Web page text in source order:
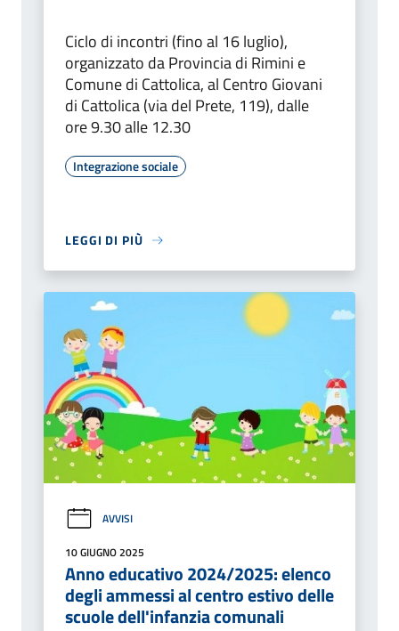
Ciclo di incontri (fino al 16 luglio),
organizzato da Provincia di Rimini e
Comune di Cattolica, al Centro Giovani
di Cattolica (via del Prete, 119), dalle
ore 9.30 alle 12.30
Integrazione sociale
LEGGI DI PIÙ
AVVISI
10 GIUGNO 2025
Anno educativo 2024/2025: elenco
degli ammessi al centro estivo delle
scuole dell'infanzia comunali